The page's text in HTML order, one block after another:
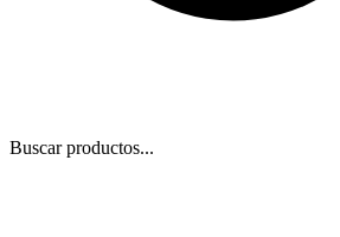
Buscar productos...